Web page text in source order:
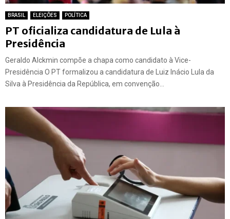
BRASIL ELEIÇÕES POLÍTICA
PT oficializa candidatura de Lula à
Presidência
Geraldo Alckmin compõe a chapa como candidato à Vice-
Presidência O PT formalizou a candidatura de Luiz Inácio Lula da
Silva à Presidência da República, em convenção...